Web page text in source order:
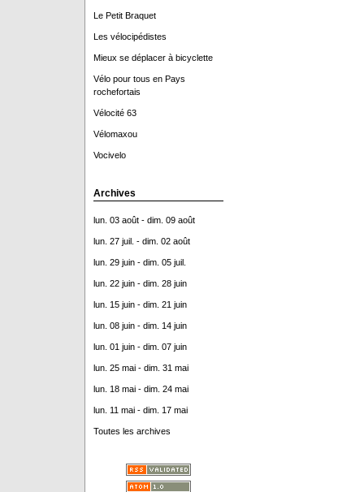
Le Petit Braquet
Les vélocipédistes
Mieux se déplacer à bicyclette
Vélo pour tous en Pays
rochefortais
Vélocité 63
Vélomaxou
Vocivelo
Archives
lun. 03 août - dim. 09 août
lun. 27 juil. - dim. 02 août
lun. 29 juin - dim. 05 juil.
lun. 22 juin - dim. 28 juin
lun. 15 juin - dim. 21 juin
lun. 08 juin - dim. 14 juin
lun. 01 juin - dim. 07 juin
lun. 25 mai - dim. 31 mai
lun. 18 mai - dim. 24 mai
lun. 11 mai - dim. 17 mai
Toutes les archives